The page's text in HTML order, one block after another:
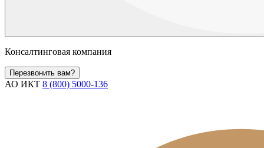
Консалтинговая компания
Перезвонить вам?
АО ИКТ 8 (800) 5000-136